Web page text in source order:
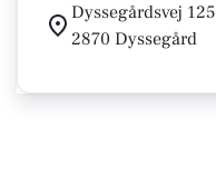
Dyssegårdsvej 125
2870 Dyssegård